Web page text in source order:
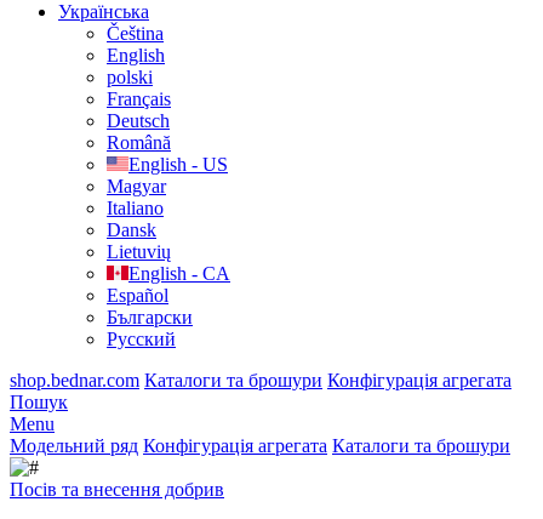
Українська
Čeština
English
polski
Français
Deutsch
Română
English - US
Magyar
Italiano
Dansk
Lietuvių
English - CA
Español
Български
Русский
shop.bednar.com Каталоги та брошури Конфігурація агрегата
Пошук
Menu
Модельний ряд Конфігурація агрегата Каталоги та брошури
Посів та внесення добрив